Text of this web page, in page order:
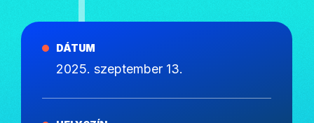
DÁTUM
2025. szeptember 13.